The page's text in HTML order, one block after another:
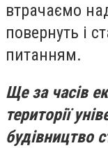
втрачаємо
повернуть і
питанням.
Ще за часів
території
будівництво